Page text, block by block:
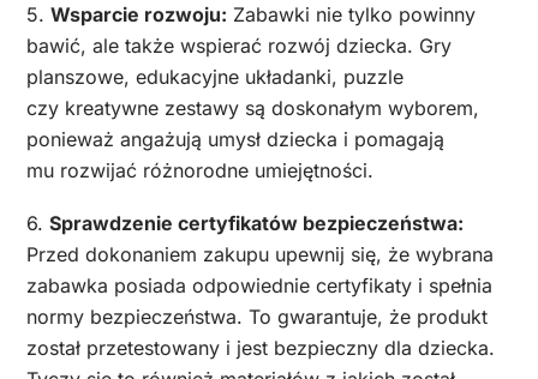
5. Wsparcie rozwoju: Zabawki nie tylko powinny
bawić, ale także wspierać rozwój dziecka. Gry
planszowe, edukacyjne układanki, puzzle
czy kreatywne zestawy są doskonałym wyborem,
ponieważ angażują umysł dziecka i pomagają
mu rozwijać różnorodne umiejętności.
6. Sprawdzenie certyfikatów bezpieczeństwa:
Przed dokonaniem zakupu upewnij się, że wybrana
zabawka posiada odpowiednie certyfikaty i spełnia
normy bezpieczeństwa. To gwarantuje, że produkt
został przetestowany i jest bezpieczny dla dziecka.